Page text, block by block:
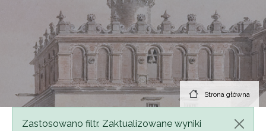
Strona główna
Komunikat
Zastosowano filtr. Zaktualizowane wyniki